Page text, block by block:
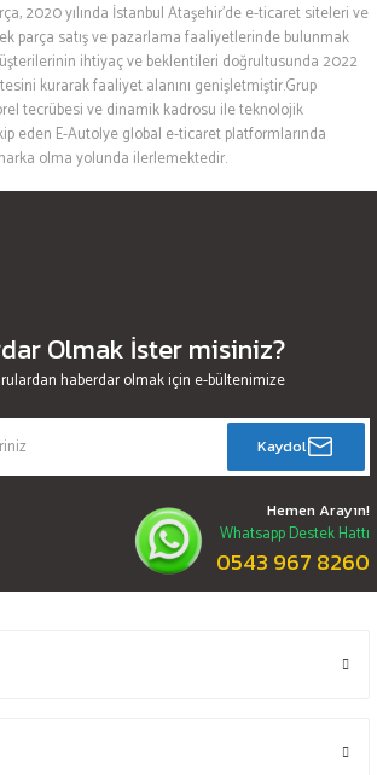
2020 yılında İstanbul Ataşehir’de e-ticaret siteleri ve
parça satış ve pazarlama faaliyetlerinde bulunmak
ihtiyaç ve beklentileri doğrultusunda 2022
kurarak faaliyet alanını genişletmiştir.Grup
tecrübesi ve dinamik kadrosu ile teknolojik
eden E-Autolye global e-ticaret platformlarında
olma yolunda ilerlemektedir.
Olmak İster misiniz?
haberdar olmak için e-bültenimize
Kaydol
Hemen Arayın!
Whatsapp Destek Hattı
0543 967 8260